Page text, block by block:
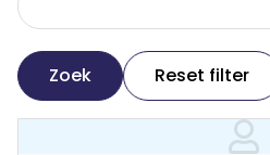
Zoek Reset filter